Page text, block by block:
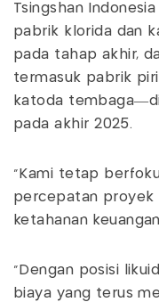
Tsingshan
pabrik klorida dan
pada tahap akhir,
termasuk pabrik
katoda
pada akhir 2025.
“Kami tetap
percepatan proyek
ketahanan
“Dengan posisi
biaya yang terus